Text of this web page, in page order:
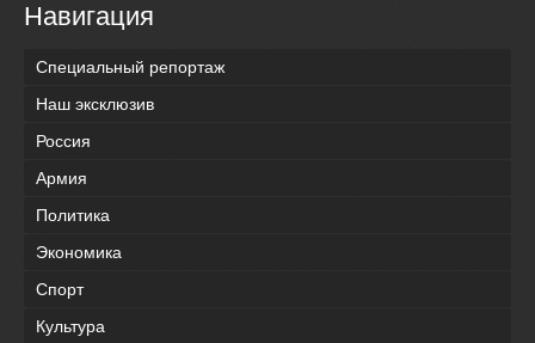
Навигация
Специальный репортаж
Наш эксклюзив
Россия
Армия
Политика
Экономика
Спорт
Культура